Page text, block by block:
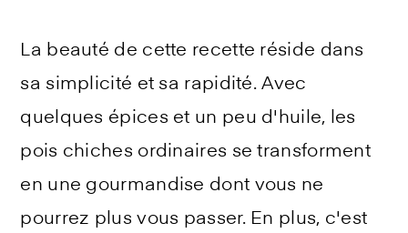
La beauté de cette recette réside dans
sa simplicité et sa rapidité. Avec
quelques épices et un peu d'huile, les
pois chiches ordinaires se transforment
en une gourmandise dont vous ne
pourrez plus vous passer. En plus, c'est